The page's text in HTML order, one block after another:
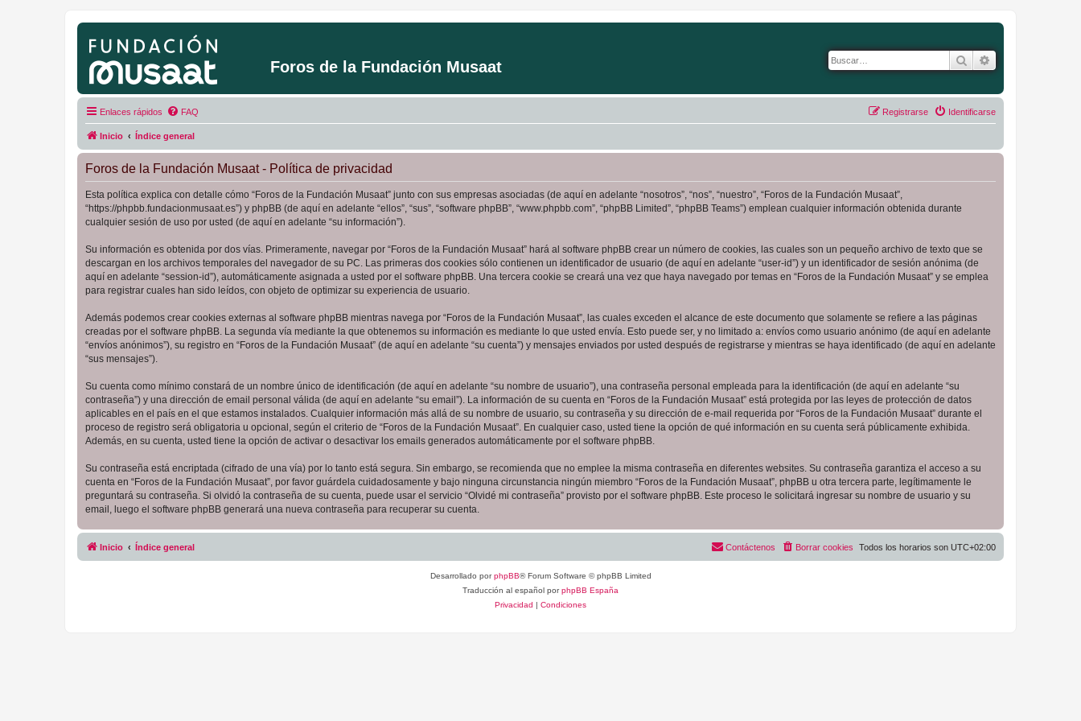
Foros de la Fundación Musaat Buscar
Enlaces rápidos FAQ Identificarse
Registrarse
Inicio Índice general
Foros de la Fundación Musaat - Política de privacidad
Esta política explica con detalle cómo “Foros de la Fundación Musaat” junto con sus empresas asociadas (de aquí en adelante “nosotros”, “nos”, “nuestro”, “Foros de la Fundación Musaat”,
“https://phpbb.fundacionmusaat.es”) y phpBB (de aquí en adelante “ellos”, “sus”, “software phpBB”, “www.phpbb.com”, “phpBB Limited”, “phpBB Teams”) emplean cualquier información obtenida durante
cualquier sesión de uso por usted (de aquí en adelante “su información”).
Su información es obtenida por dos vías. Primeramente, navegar por “Foros de la Fundación Musaat” hará al software phpBB crear un número de cookies, las cuales son un pequeño archivo de texto que se
descargan en los archivos temporales del navegador de su PC. Las primeras dos cookies sólo contienen un identificador de usuario (de aquí en adelante “user-id”) y un identificador de sesión anónima (de
aquí en adelante “session-id”), automáticamente asignada a usted por el software phpBB. Una tercera cookie se creará una vez que haya navegado por temas en “Foros de la Fundación Musaat” y se emplea
para registrar cuales han sido leídos, con objeto de optimizar su experiencia de usuario.
Además podemos crear cookies externas al software phpBB mientras navega por “Foros de la Fundación Musaat”, las cuales exceden el alcance de este documento que solamente se refiere a las páginas
creadas por el software phpBB. La segunda vía mediante la que obtenemos su información es mediante lo que usted envía. Esto puede ser, y no limitado a: envíos como usuario anónimo (de aquí en adelante
“envíos anónimos”), su registro en “Foros de la Fundación Musaat” (de aquí en adelante “su cuenta”) y mensajes enviados por usted después de registrarse y mientras se haya identificado (de aquí en adelante
“sus mensajes”).
Su cuenta como mínimo constará de un nombre único de identificación (de aquí en adelante “su nombre de usuario”), una contraseña personal empleada para la identificación (de aquí en adelante “su
contraseña”) y una dirección de email personal válida (de aquí en adelante “su email”). La información de su cuenta en “Foros de la Fundación Musaat” está protegida por las leyes de protección de datos
aplicables en el país en el que estamos instalados. Cualquier información más allá de su nombre de usuario, su contraseña y su dirección de e-mail requerida por “Foros de la Fundación Musaat” durante el
proceso de registro será obligatoria u opcional, según el criterio de “Foros de la Fundación Musaat”. En cualquier caso, usted tiene la opción de qué información en su cuenta será públicamente exhibida.
Además, en su cuenta, usted tiene la opción de activar o desactivar los emails generados automáticamente por el software phpBB.
Su contraseña está encriptada (cifrado de una vía) por lo tanto está segura. Sin embargo, se recomienda que no emplee la misma contraseña en diferentes websites. Su contraseña garantiza el acceso a su
cuenta en “Foros de la Fundación Musaat”, por favor guárdela cuidadosamente y bajo ninguna circunstancia ningún miembro “Foros de la Fundación Musaat”, phpBB u otra tercera parte, legítimamente le
preguntará su contraseña. Si olvidó la contraseña de su cuenta, puede usar el servicio “Olvidé mi contraseña” provisto por el software phpBB. Este proceso le solicitará ingresar su nombre de usuario y su
email, luego el software phpBB generará una nueva contraseña para recuperar su cuenta.
Inicio Índice general Todos los horarios son UTC+02:00
Borrar cookies
Contáctenos
Desarrollado porphpBB® Forum Software © phpBB Limited
Traducción al español porphpBB España
Privacidad | Condiciones